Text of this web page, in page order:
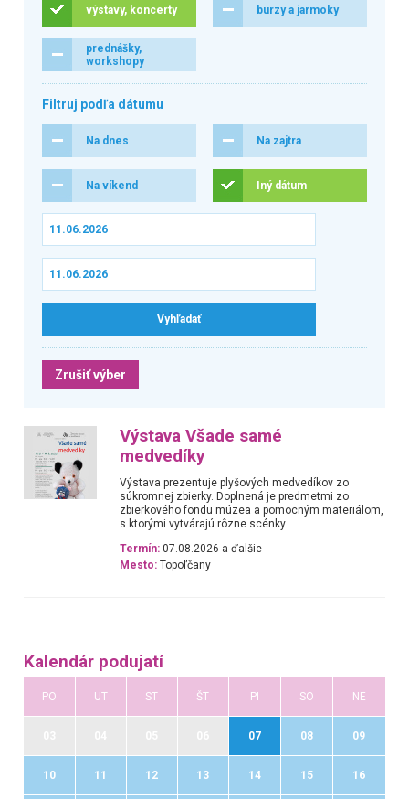
výstavy, koncerty burzy a jarmoky
prednášky,
workshopy
Filtruj podľa dátumu
Na dnes Na zajtra
Na víkend Iný dátum
Zrušiť výber
Výstava Všade samé
medvedíky
Výstava prezentuje plyšových medvedíkov zo
súkromnej zbierky. Doplnená je predmetmi zo
zbierkového fondu múzea a pomocným materiálom,
s ktorými vytvárajú rôzne scénky.
Termín: 07.08.2026 a ďalšie
Mesto: Topoľčany
Kalendár podujatí
PO UT ST ŠT PI SO NE
07 08 09
10 11 12 13 14 15 16